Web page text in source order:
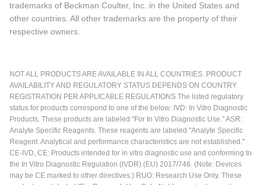
trademarks of Beckman Coulter, Inc. in the United States and
other countries. All other trademarks are the property of their
respective owners.
NOT ALL PRODUCTS ARE AVAILABLE IN ALL COUNTRIES. PRODUCT
AVAILABILITY AND REGULATORY STATUS DEPENDS ON COUNTRY
REGISTRATION PER APPLICABLE REGULATIONS The listed regulatory
status for products correspond to one of the below: IVD: In Vitro Diagnostic
Products. These products are labeled "For In Vitro Diagnostic Use." ASR:
Analyte Specific Reagents. These reagents are labeled "Analyte Specific
Reagent. Analytical and performance characteristics are not established."
CE-IVD, CE: Products intended for in vitro diagnostic use and conforming to
the In Vitro Diagnostic Regulation (IVDR) (EU) 2017/746. (Note: Devices
may be CE marked to other directives.) RUO: Research Use Only. These